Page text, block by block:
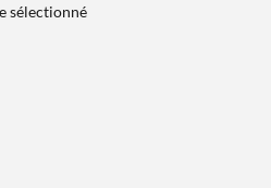
sélectionné